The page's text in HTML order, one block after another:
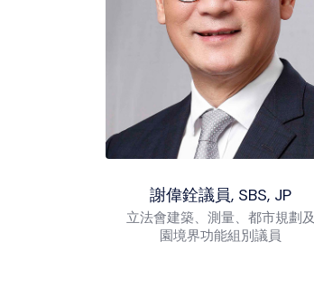
謝偉銓議員, SBS, JP
立法會建築、測量、都市規劃及
園境界功能組別議員